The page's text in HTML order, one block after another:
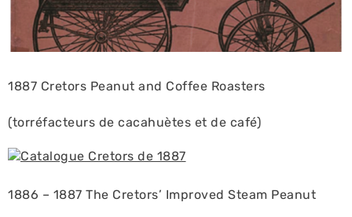
1887 Cretors Peanut and Coffee Roasters
(torréfacteurs de cacahuètes et de café)
1886 – 1887 The Cretors’ Improved Steam Peanut